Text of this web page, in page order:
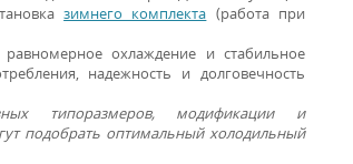
зимнего комплекта (работа при
охлаждение и стабильное
надежность и долговечность
типоразмеров, модификации и
подобрать оптимальный холодильный